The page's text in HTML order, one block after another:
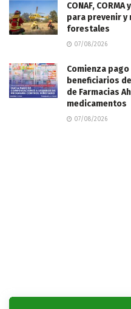
CONAF,
para prevenir y
forestales
07/08/2026
Comienza
beneficiarios
de Farmacias
medicamentos
07/08/2026